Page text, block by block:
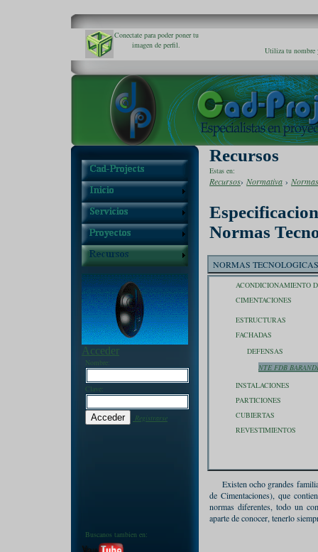
Conectate para poder poner tu
imagen de perfil.
Utiliza tu nombre
Acceder
Nombre:
Clave:
Registrarse
Buscanos tambien en:
Recursos
Estas en:
Recursos› Normativa ›
Normas
NORMAS
ACONDICIONAMIENTO
CIMENTACIONES
ESTRUCTURAS
FACHADAS
DEFENSAS
NTE FDB
INSTALACIONES
PARTICIONES
CUBIERTAS
REVESTIMIENTOS
Existen ocho grandes
de Cimentaciones), que
normas diferentes, todo un
aparte de conocer, tenerlo